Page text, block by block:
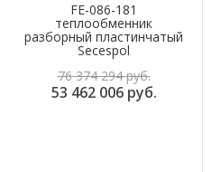
FE-086-181
теплообменник
разборный пластинчатый
Secespol
76 374 294 руб.
53 462 006 руб.